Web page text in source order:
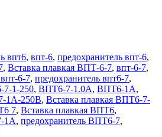
впт6, впт-6, предохранитель впт-6,
, Вставка плавкая ВПТ-6-7, впт-6-7,
6-7, предохранитель впт6-7,
1-250, ВПТ6-7-1.0А, ВПТ6-1А,
1А-250В, Вставка плавкая ВПТ6-7-
7, Вставка плавкая ВПТ6,
1А, предохранитель ВПТ6-7,